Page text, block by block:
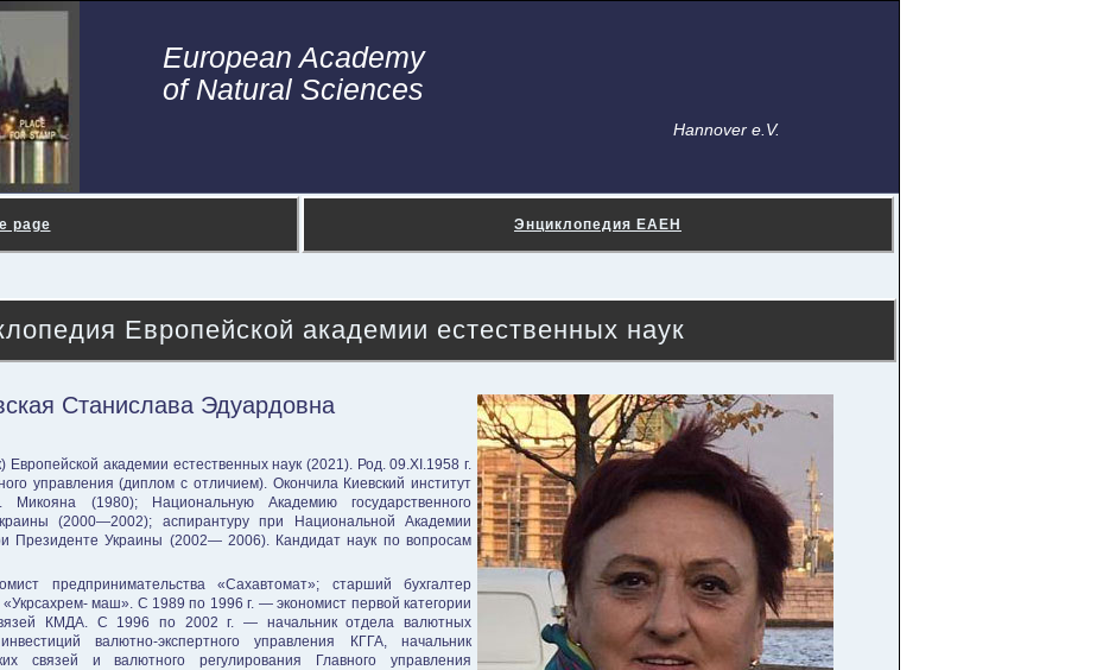
European Academy
of Natural Sciences
Hannover e.V.
page Энциклопедия ЕАЕН
Европейской академии естественных наук
Станислава Эдуардовна
Европейской академии естественных наук (2021). Род. 09.XI.1958 г.
управле­ния (диплом с отличием). Окон­чила Киевский институт
(1980); Национальную Ака­демию государственного
(2000—2002); аспирантуру при Национальной Академии
Президенте Украины (2002— 2006). Кандидат наук по вопросам
предпри­нимательства «Сахавтомат»; старший бухгалтер
маш». С 1989 по 1996 г. — экономист первой категории
КМДА. С 1996 по 2002 г. — начальник отде­ла валютных
валютно-экспертного управления КГГА, начальник
свя­зей и валютного регулирования Главного управ­ления